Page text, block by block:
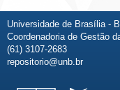
Universidade de Brasília -
Coordenadoria de Gestão
(61) 3107-2683
repositorio@unb.br